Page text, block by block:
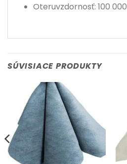
Oteruvzdornosť: 100 000
SÚVISIACE PRODUKTY